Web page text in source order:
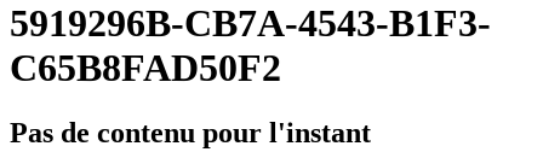
5919296B-CB7A-4543-B1F3-
C65B8FAD50F2
Pas de contenu pour l'instant